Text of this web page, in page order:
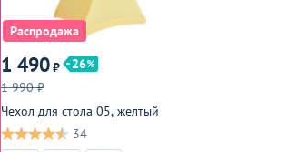
Распродажа
1 490₽
26
1 990 ₽
Чехол для стола 05, желтый
34